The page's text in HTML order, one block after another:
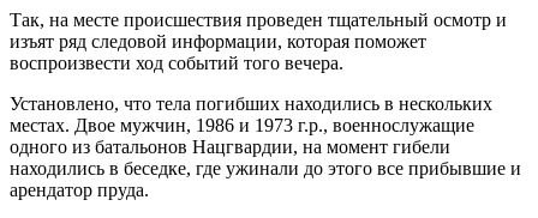
Так, на месте происшествия проведен тщательный осмотр и
изъят ряд следовой информации, которая поможет
воспроизвести ход событий того вечера.
Установлено, что тела погибших находились в нескольких
местах. Двое мужчин, 1986 и 1973 г.р., военнослужащие
одного из батальонов Нацгвардии, на момент гибели
находились в беседке, где ужинали до этого все прибывшие и
арендатор пруда.